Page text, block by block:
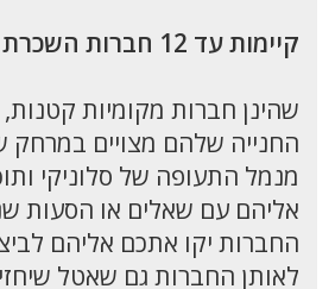
קיימות עד 12 חברות השכרת רכב בסלוניקי
שהינן חברות מקומיות קטנות,
מנמל התעופה של סלוניקי
אליהם עם שאלים או הסעות
החברות יקו אתכם אליהם
לאותן החברות גם שאטל